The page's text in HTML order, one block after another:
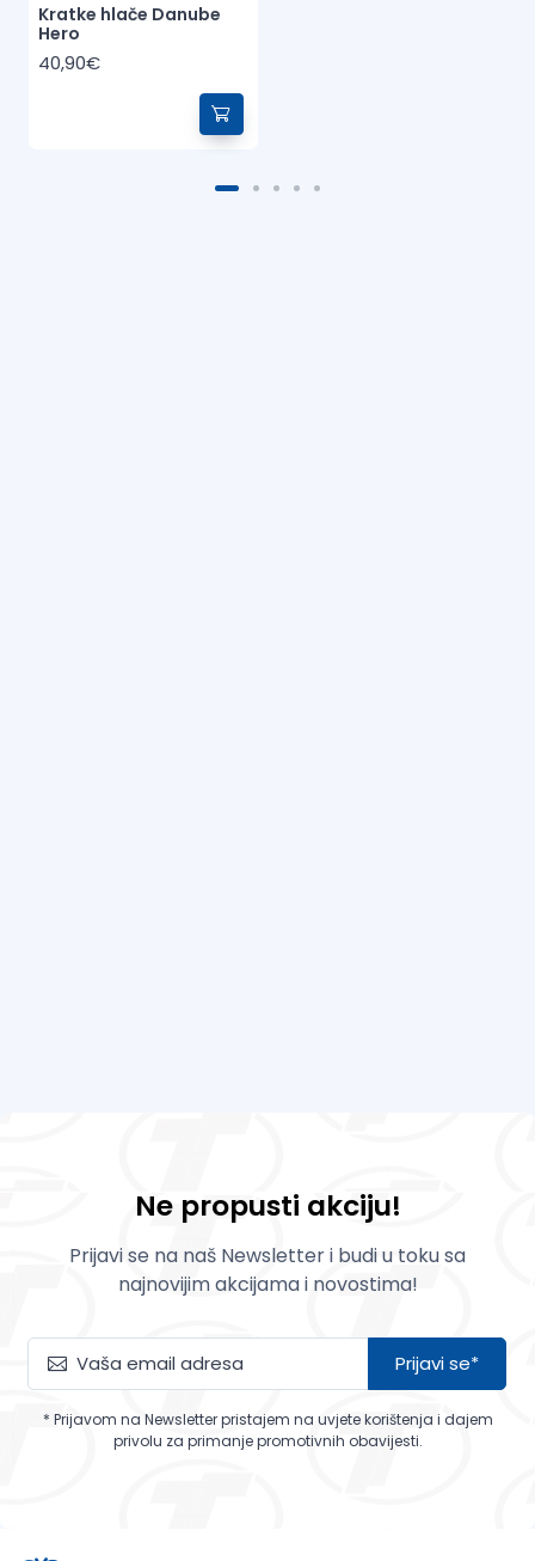
Kratke hlače Danube
Hero
40,90€
Ne propusti akciju!
Prijavi se na naš Newsletter i budi u toku sa
najnovijim akcijama i novostima!
Prijavi se*
* Prijavom na Newsletter pristajem na uvjete korištenja i dajem
privolu za primanje promotivnih obavijesti.